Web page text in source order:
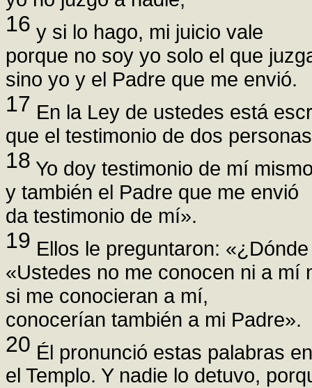
16 y si lo hago, mi juicio vale
porque no soy yo solo el que
sino yo y el Padre que me envió.
17 En la Ley de ustedes está
que el testimonio de dos
18 Yo doy testimonio de mí
y también el Padre que me envió
da testimonio de mí».
19 Ellos le preguntaron:
«Ustedes no me conocen ni a mí
si me conocieran a mí,
conocerían también a mi Padre».
20 Él pronunció estas palabras
el Templo. Y nadie lo detuvo,